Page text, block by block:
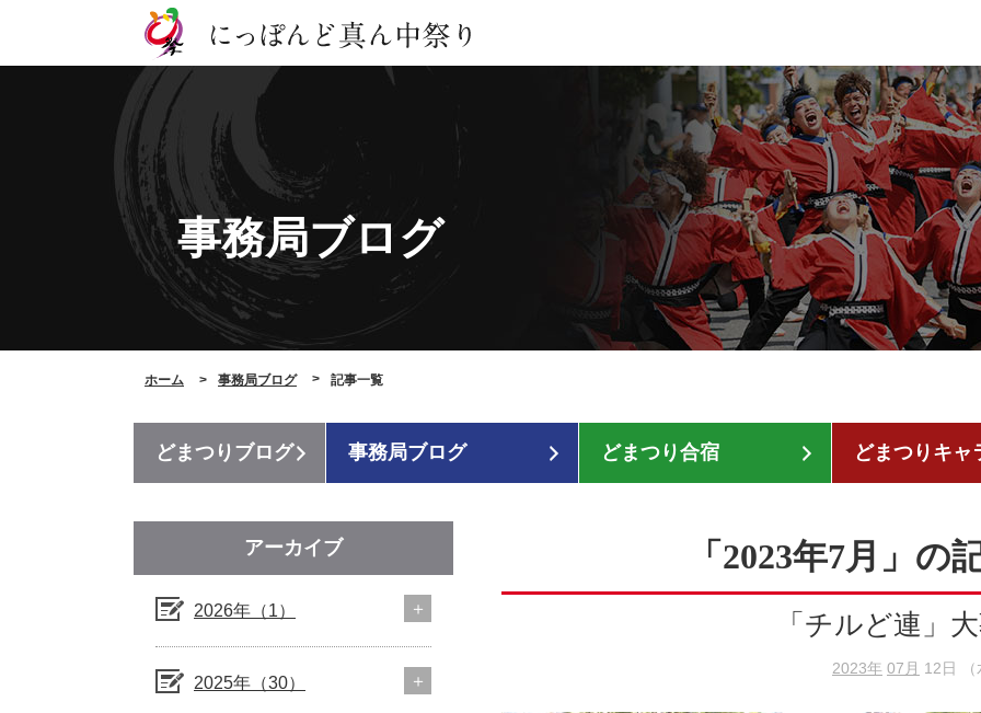
事務局ブログ
ホーム 事務局ブログ 記事一覧
どまつりブログ 事務局ブログ どまつり合宿 どまつりキャ
「2023年7月」の
「チルど連」
2023年 07月 12日 （
アーカイブ
2026年（1）
2025年（30）